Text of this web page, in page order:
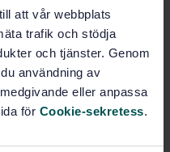
att vår webbplats
trafik och stödja
och tjänster. Genom
användning av
eller anpassa
för Cookie-sekretess.
standarden - Läs mer
Pris:943 SEK
Lägg i varukorgen